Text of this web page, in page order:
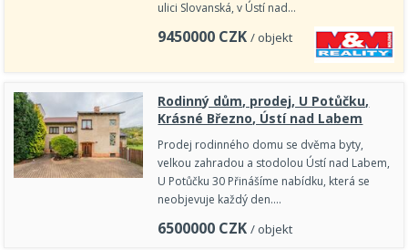
ulici Slovanská, v Ústí nad…
9450000 CZK / objekt
Rodinný dům, prodej, U Potůčku,
Krásné Březno, Ústí nad Labem
Prodej rodinného domu se dvěma byty,
velkou zahradou a stodolou Ústí nad Labem,
U Potůčku 30 Přinášíme nabídku, která se
neobjevuje každý den.…
6500000 CZK / objekt